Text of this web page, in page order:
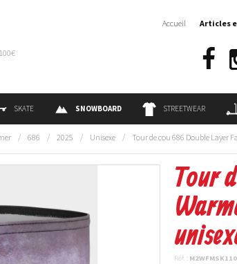
SKATE SNOWBOARD STREETWEAR
Accueil Articles
/ 686 / 2025 / Unisexe / Tour de cou 686 Double Layer
Tour
Réf. :